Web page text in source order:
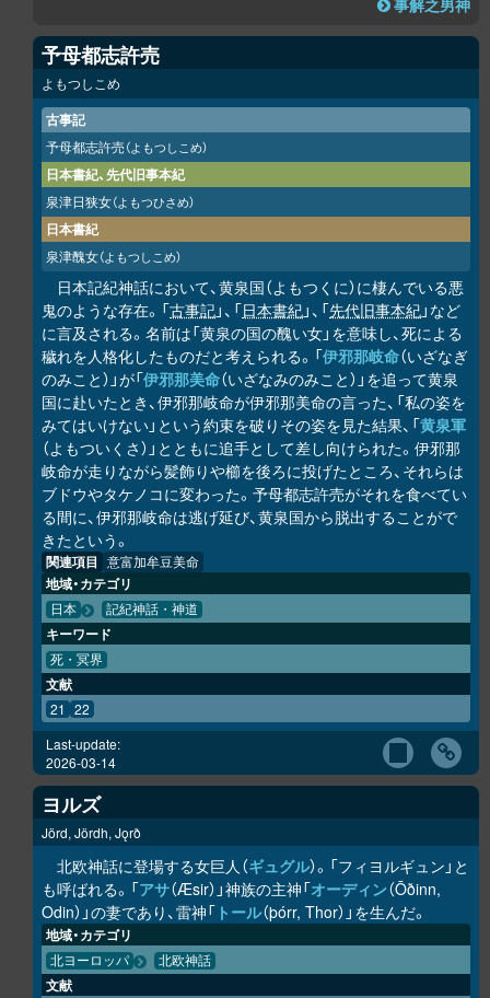
事解之男神
予母都志許売
よもつしこめ
古事記
予母都志許売（よもつしこめ）
日本書紀、先代旧事本紀
泉津日狭女（よもつひさめ）
日本書紀
泉津醜女（よもつしこめ）
日本記紀神話において、黄泉国（よもつくに）に棲んでいる悪
鬼のような存在。「古事記」、「日本書紀」、「先代旧事本紀」など
に言及される。名前は「黄泉の国の醜い女」を意味し、死による
穢れを人格化したものだと考えられる。「伊邪那岐命（いざなぎ
のみこと）」が「伊邪那美命（いざなみのみこと）」を追って黄泉
国に赴いたとき、伊邪那岐命が伊邪那美命の言った、「私の姿を
みてはいけない」という約束を破りその姿を見た結果、「黄泉軍
（よもついくさ）」とともに追手として差し向けられた。伊邪那
岐命が走りながら髪飾りや櫛を後ろに投げたところ、それらは
ブドウやタケノコに変わった。予母都志許売がそれを食べてい
る間に、伊邪那岐命は逃げ延び、黄泉国から脱出することがで
きたという。
関連項目 意富加牟豆美命
地域・カテゴリ
日本 記紀神話・神道
キーワード
死・冥界
文献
21 22
Last-update:
2026-03-14
ヨルズ
Jörd, Jördh, Jǫrð
北欧神話に登場する女巨人（ギュグル）。「フィヨルギュン」と
も呼ばれる。「アサ（Æsir）」神族の主神「オーディン（Ōðinn,
Odin）」の妻であり、雷神「 トール（þórr, Thor）」を生んだ。
地域・カテゴリ
北ヨーロッパ 北欧神話
文献